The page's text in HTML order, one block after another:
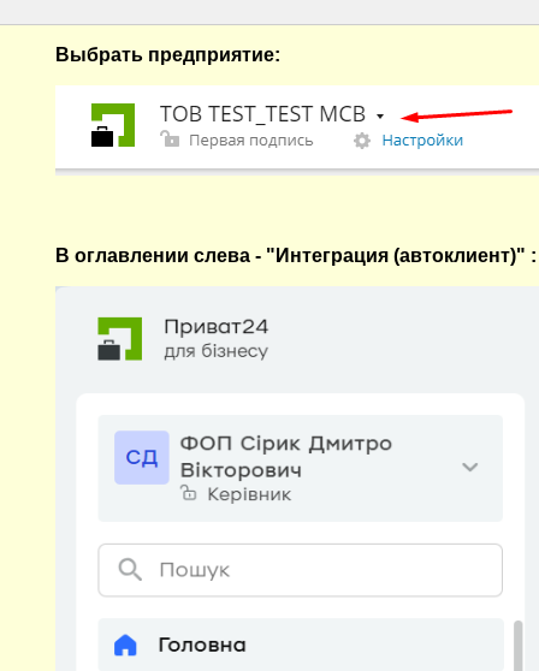
Выбрать предприятие:
В оглавлении слева - "Интеграция (автоклиент)" :